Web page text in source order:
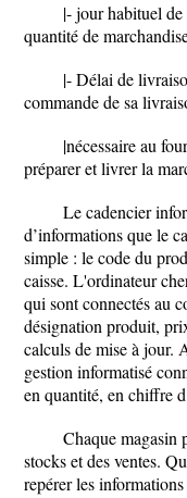
|- jour habituel
quantité de
|- Délai de
commande de sa
|nécessaire au
préparer et livrer la
Le cadencier
d’informations que le
simple : le code du
caisse. L'ordinateur
qui sont connectés au
désignation produit,
calculs de mise à jour.
gestion informatisé
en quantité, en chiffre
Chaque magasin
stocks et des ventes.
repérer les